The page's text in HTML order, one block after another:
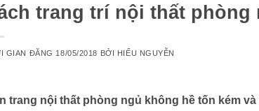
trang trí nội thất phòng
GIAN ĐĂNG 18/05/2018 BỞI HIẾU NGUYỄN
trang nội thất phòng ngủ không hề tốn kém